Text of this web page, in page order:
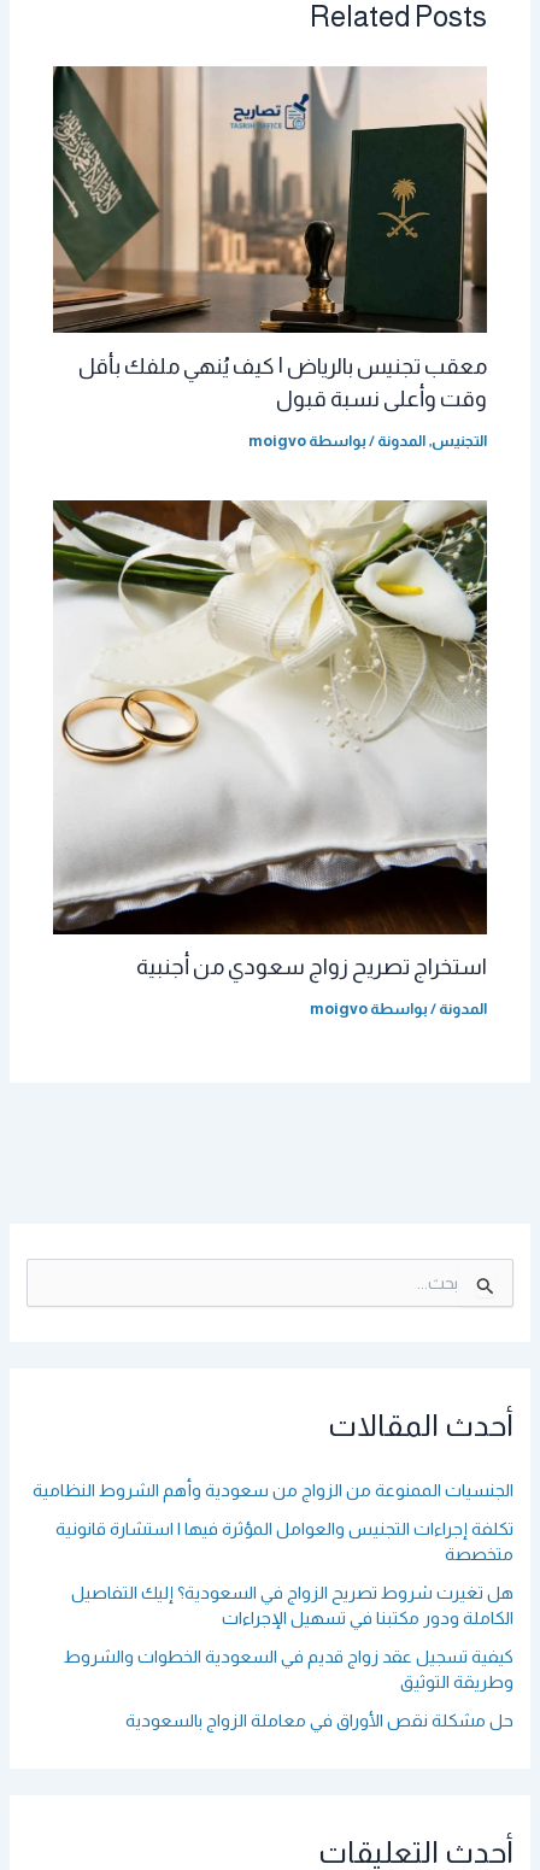
Related Posts
معقب تجنيس بالرياض | كيف يُنهي ملفك بأقل
وقت وأعلى نسبة قبول
التجنيس,المدونة / بواسطة moigvo
استخراج تصريح زواج سعودي من أجنبية
المدونة / بواسطة moigvo
ل
ع
ن
أحدث المقالات
الجنسيات الممنوعة من الزواج من سعودية وأهم الشروط النظامية
تكلفة إجراءات التجنيس والعوامل المؤثرة فيها | استشارة قانونية
متخصصة
هل تغيرت شروط تصريح الزواج في السعودية؟ إليك التفاصيل
الكاملة ودور مكتبنا في تسهيل الإجراءات
كيفية تسجيل عقد زواج قديم في السعودية الخطوات والشروط
وطريقة التوثيق
حل مشكلة نقص الأوراق في معاملة الزواج بالسعودية
أحدث التعليقات